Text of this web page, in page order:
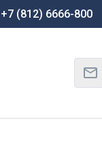
+7 (812) 6666-800